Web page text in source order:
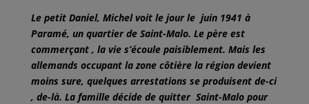
Le petit Daniel, Michel voit le jour le juin 1941 à
Paramé, un quartier de Saint-Malo. Le père est
commerçant , la vie s’écoule paisiblement. Mais les
allemands occupant la zone côtière la région devient
moins sure, quelques arrestations se produisent de-ci
, de-là. La famille décide de quitter Saint-Malo pour